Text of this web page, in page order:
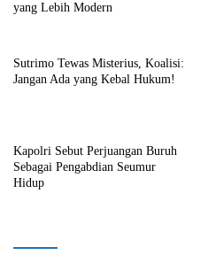
yang Lebih Modern
Sutrimo Tewas Misterius, Koalisi:
Jangan Ada yang Kebal Hukum!
Kapolri Sebut Perjuangan Buruh
Sebagai Pengabdian Seumur
Hidup